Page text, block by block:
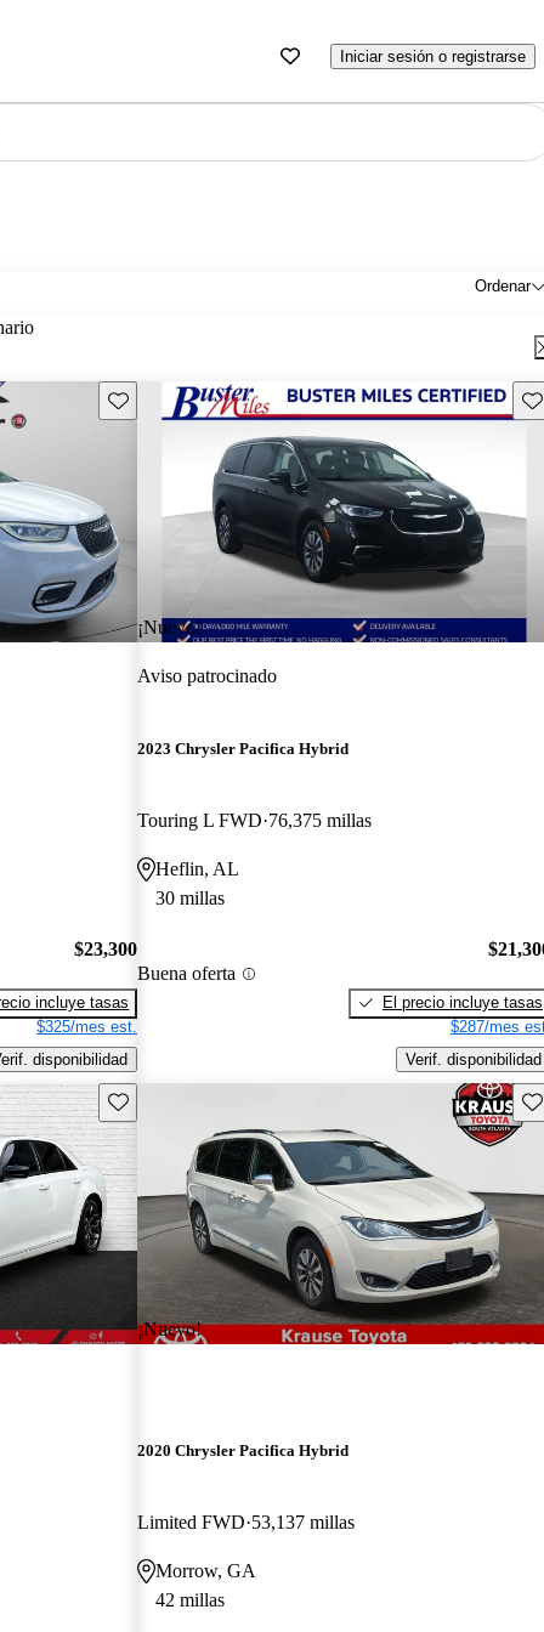
Iniciar sesión o registrarse
Ordenar
Guarda este Aviso
$23,300
incluye tasas
$325/mes est.
disponibilidad
¡Nuevo!
Aviso patrocinado
2023 Chrysler Pacifica Hybrid
Touring L FWD 76,375 millas
Heflin, AL
30 millas
Buena oferta
El precio incluye tasas
$287/mes
Verif. disponibilidad
Guarda este Aviso
¡Nuevo!
2020 Chrysler Pacifica Hybrid
Limited FWD 53,137 millas
Morrow, GA
42 millas